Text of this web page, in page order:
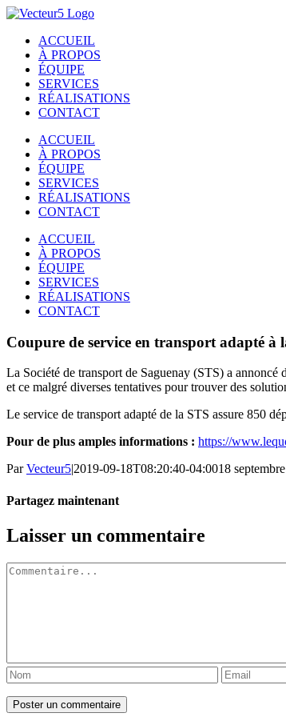
Passer
contenuACCUEIL
À PROPOS
ÉQUIPE
SERVICES
RÉALISATIONS
CONTACT
ACCUEIL
À PROPOS
ÉQUIPE
SERVICES
RÉALISATIONS
CONTACT
ACCUEIL
À PROPOS
ÉQUIPE
SERVICES
RÉALISATIONS
CONTACT
Coupure de service en transport adapté à
La Société de transport de Saguenay (STS) a
et ce malgré diverses tentatives pour trouver des
Le service de transport adapté de la STS assure 850
Pour de plus amples informations : https://
ParVecteur5|2019-09-18T08:20:40-04:0018
Partagez maintenant
Facebook
Twitter
LinkedIn
Tumblr
Pinterest
Email
Laisser un commentaire
Commentaire